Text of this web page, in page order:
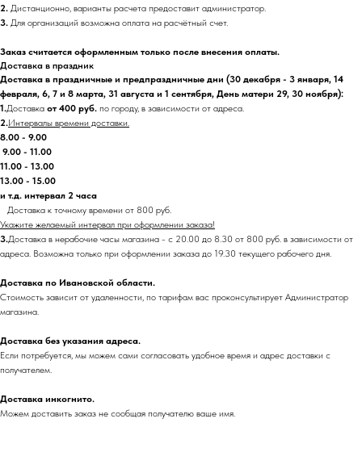
2. Дистанционно, варианты расчета предоставит администратор.
3. Для организаций возможна оплата на расчётный счет.
Заказ считается оформленным только после внесения оплаты.
Доставка в праздник
Доставка в праздничные и предпраздничные дни (30 декабря - 3 января, 14
февраля, 6, 7 и 8 марта, 31 августа и 1 сентября, День матери 29, 30 ноября):
1.Доставка от 400 руб. по городу, в зависимости от адреса.
2.Интервалы времени доставки.
8.00 - 9.00
9.00 - 11.00
11.00 - 13.00
13.00 - 15.00
и т.д. интервал 2 часа
Доставка к точному времени от 800 руб.
Укажите желаемый интервал при оформлении заказа!
3.Доставка в нерабочие часы магазина - с 20.00 до 8.30 от 800 руб. в зависимости от
адреса. Возможна только при оформлении заказа до 19.30 текущего рабочего дня.
Доставка по Ивановской области.
Стоимость зависит от удаленности, по тарифам вас проконсультирует Администратор
магазина.
Доставка без указания адреса.
Если потребуется, мы можем сами согласовать удобное время и адрес доставки с
получателем.
Доставка инкогнито.
Можем доставить заказ не сообщая получателю ваше имя.